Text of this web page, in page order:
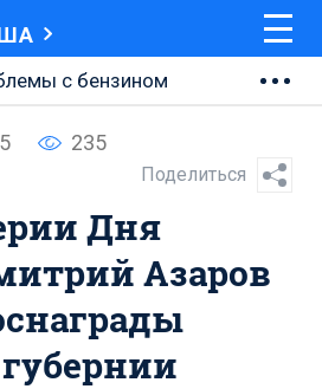
с бензином
площади
шоссе
235
Поделиться
Дня
Азаров